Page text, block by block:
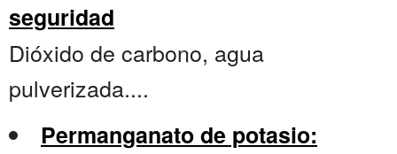
seguridad
Dióxido de carbono, agua
pulverizada....
Permanganato de potasio: